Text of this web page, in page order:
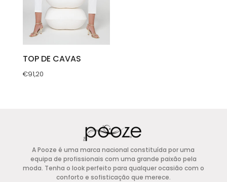
chosen
on
the
product
page
TOP DE CAVAS
€91,20
The
options
A Pooze é uma marca nacional constituída por uma
equipa de profissionais com uma grande paixão pela
moda. Tenha o look perfeito para qualquer ocasião com o
conforto e sofisticação que merece.